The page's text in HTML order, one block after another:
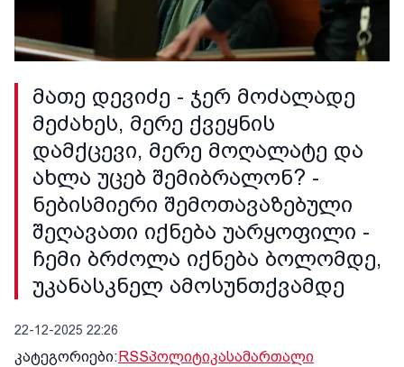
მათე დევიძე - ჯერ მოძალადე
მეძახეს, მერე ქვეყნის
დამქცევი, მერე მოღალატე და
ახლა უცებ შემიბრალონ? -
ნებისმიერი შემოთავაზებული
შეღავათი იქნება უარყოფილი -
ჩემი ბრძოლა იქნება ბოლომდე,
უკანასკნელ ამოსუნთქვამდე
22-12-2025 22:26
კატეგორიები: RSSპოლიტიკასამართალი